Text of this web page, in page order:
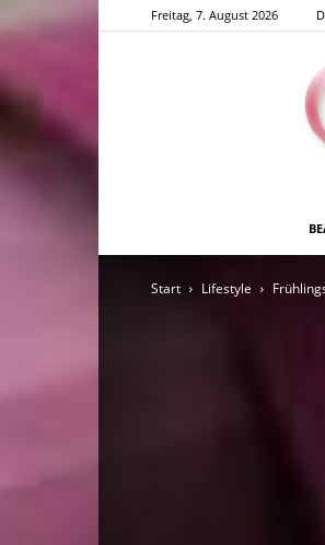
Freitag, 7. August 2026
Start Lifestyle